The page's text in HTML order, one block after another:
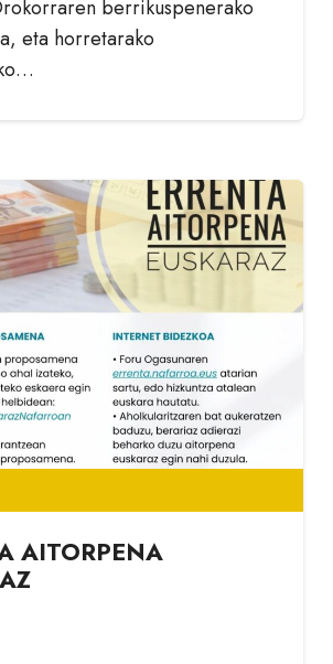
berrikuspenerako
eta horretarako
AITORPENA